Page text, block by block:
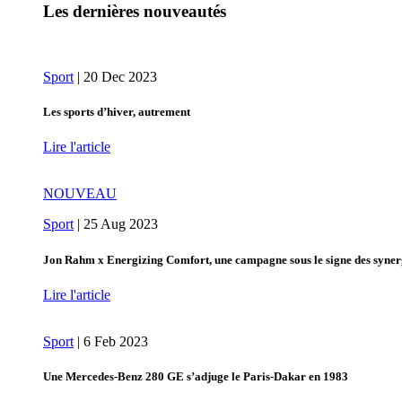
Les dernières nouveautés
Sport | 20 Dec 2023
Les sports d’hiver, autrement
Lire l'article
NOUVEAU
Sport| 25 Aug 2023
Jon Rahm x Energizing Comfort, une campagne sous le signe des
Lire l'article
Sport | 6 Feb 2023
Une Mercedes-Benz 280 GE s’adjuge le Paris-Dakar en 1983